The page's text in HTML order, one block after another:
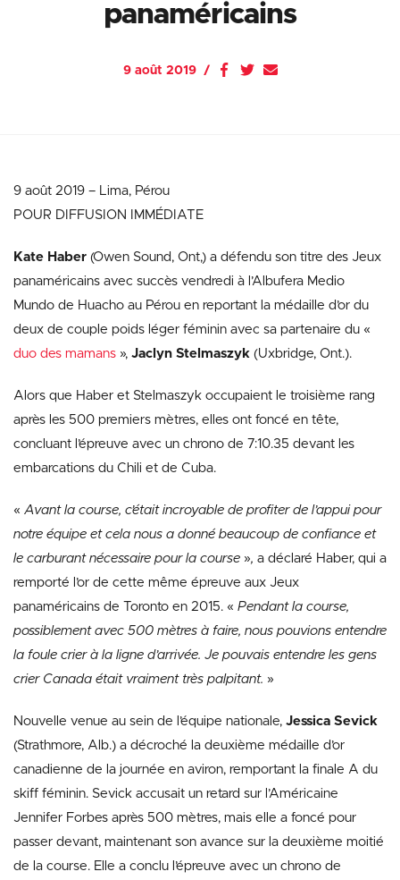
panaméricains
9 août 2019
9 août 2019 – Lima, Pérou
POUR DIFFUSION IMMÉDIATE
Kate Haber (Owen Sound, Ont,) a défendu son titre des Jeux
panaméricains avec succès vendredi à l’Albufera Medio
Mundo de Huacho au Pérou en reportant la médaille d’or du
deux de couple poids léger féminin avec sa partenaire du «
duo des mamans », Jaclyn Stelmaszyk (Uxbridge, Ont.).
Alors que Haber et Stelmaszyk occupaient le troisième rang
après les 500 premiers mètres, elles ont foncé en tête,
concluant l’épreuve avec un chrono de 7:10.35 devant les
embarcations du Chili et de Cuba.
« Avant la course, c’était incroyable de profiter de l’appui pour
notre équipe et cela nous a donné beaucoup de confiance et
le carburant nécessaire pour la course », a déclaré Haber, qui a
remporté l’or de cette même épreuve aux Jeux
panaméricains de Toronto en 2015. « Pendant la course,
possiblement avec 500 mètres à faire, nous pouvions entendre
la foule crier à la ligne d’arrivée. Je pouvais entendre les gens
crier Canada était vraiment très palpitant. »
Nouvelle venue au sein de l’équipe nationale, Jessica Sevick
(Strathmore, Alb.) a décroché la deuxième médaille d’or
canadienne de la journée en aviron, remportant la finale A du
skiff féminin. Sevick accusait un retard sur l’Américaine
Jennifer Forbes après 500 mètres, mais elle a foncé pour
passer devant, maintenant son avance sur la deuxième moitié
de la course. Elle a conclu l’épreuve avec un chrono de